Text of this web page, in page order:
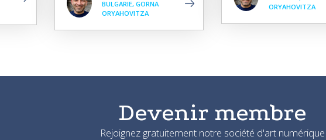
BULGARIE, GORNA
ORYAHOVITZA
ORYAHOVITZA
Devenir membre
Rejoignez gratuitement notre société d'art numérique